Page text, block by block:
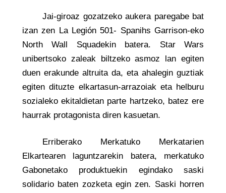
Jai-giroaz gozatzeko aukera paregabe bat
izan zen La Legión 501- Spanihs Garrison-eko
North Wall Squadekin batera. Star Wars
unibertsoko zaleak biltzeko asmoz lan egiten
duen erakunde altruita da, eta ahalegin guztiak
egiten dituzte elkartasun-arrazoiak eta helburu
sozialeko ekitaldietan parte hartzeko, batez ere
haurrak protagonista diren kasuetan.
Erriberako Merkatuko Merkatarien
Elkartearen laguntzarekin batera, merkatuko
Gabonetako produktuekin egindako saski
solidario baten zozketa egin zen. Saski horren